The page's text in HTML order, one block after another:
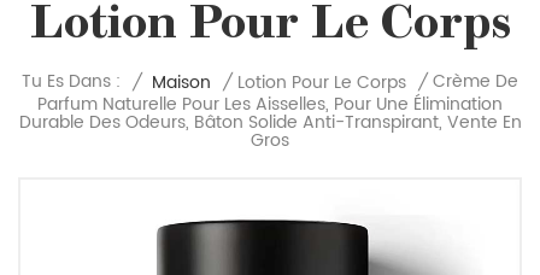
Lotion Pour Le Corps
Tu Es Dans : / Maison / Lotion Pour Le Corps / Crème De
Parfum Naturelle Pour Les Aisselles, Pour Une Élimination
Durable Des Odeurs, Bâton Solide Anti-Transpirant, Vente En
Gros